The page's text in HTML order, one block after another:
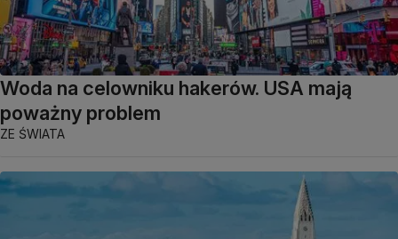
Woda na celowniku hakerów. USA mają
poważny problem
ZE ŚWIATA